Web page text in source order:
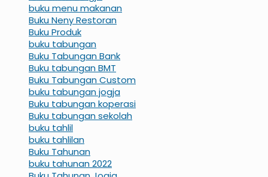
buku menu makanan
Buku Neny Restoran
Buku Produk
buku tabungan
Buku Tabungan Bank
Buku tabungan BMT
Buku Tabungan Custom
buku tabungan jogja
Buku tabungan koperasi
Buku tabungan sekolah
buku tahlil
buku tahlilan
Buku Tahunan
buku tahunan 2022